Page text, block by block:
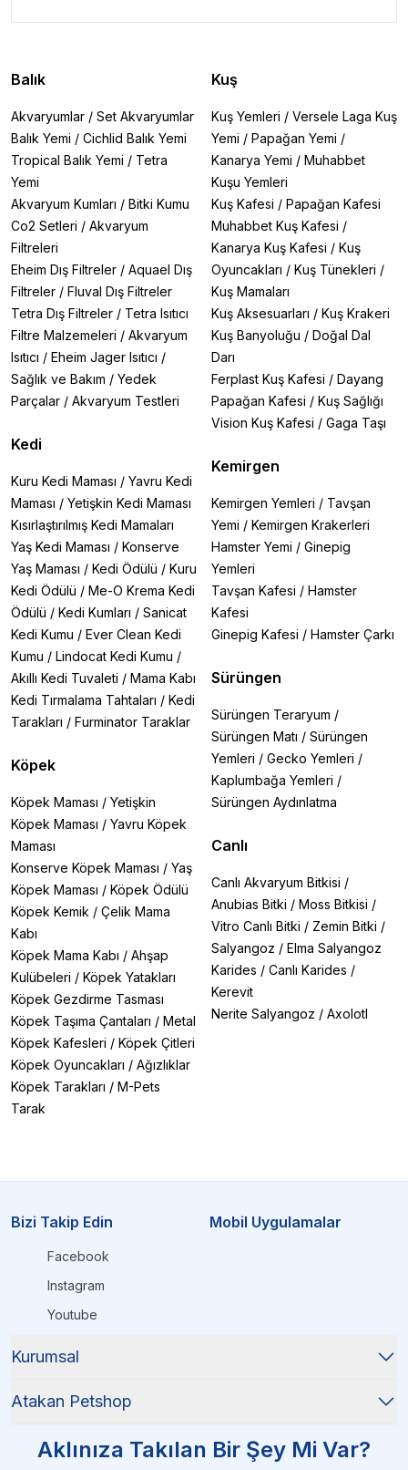
Balık
Akvaryumlar / Set Akvaryumlar
Balık Yemi / Cichlid Balık Yemi
Tropical Balık Yemi / Tetra
Yemi
Akvaryum Kumları / Bitki Kumu
Co2 Setleri / Akvaryum
Filtreleri
Eheim Dış Filtreler / Aquael Dış
Filtreler / Fluval Dış Filtreler
Tetra Dış Filtreler / Tetra Isıtıcı
Filtre Malzemeleri / Akvaryum
Isıtıcı / Eheim Jager Isıtıcı /
Sağlık ve Bakım / Yedek
Parçalar / Akvaryum Testleri
Kedi
Kuru Kedi Maması / Yavru Kedi
Maması / Yetişkin Kedi Maması
Kısırlaştırılmış Kedi Mamaları
Yaş Kedi Maması / Konserve
Yaş Maması / Kedi Ödülü / Kuru
Kedi Ödülü / Me-O Krema Kedi
Ödülü / Kedi Kumları / Sanicat
Kedi Kumu / Ever Clean Kedi
Kumu / Lindocat Kedi Kumu /
Akıllı Kedi Tuvaleti / Mama Kabı
Kedi Tırmalama Tahtaları / Kedi
Tarakları / Furminator Taraklar
Köpek
Köpek Maması / Yetişkin
Köpek Maması / Yavru Köpek
Maması
Konserve Köpek Maması / Yaş
Köpek Maması / Köpek Ödülü
Köpek Kemik / Çelik Mama
Kabı
Köpek Mama Kabı / Ahşap
Kulübeleri / Köpek Yatakları
Köpek Gezdirme Tasması
Köpek Taşıma Çantaları / Metal
Köpek Kafesleri / Köpek Çitleri
Köpek Oyuncakları / Ağızlıklar
Köpek Tarakları / M-Pets
Tarak
Kuş
Kuş Yemleri / Versele Laga Kuş
Yemi / Papağan Yemi /
Kanarya Yemi / Muhabbet
Kuşu Yemleri
Kuş Kafesi / Papağan Kafesi
Muhabbet Kuş Kafesi /
Kanarya Kuş Kafesi / Kuş
Oyuncakları / Kuş Tünekleri /
Kuş Mamaları
Kuş Aksesuarları / Kuş Krakeri
Kuş Banyoluğu / Doğal Dal
Darı
Ferplast Kuş Kafesi / Dayang
Papağan Kafesi / Kuş Sağlığı
Vision Kuş Kafesi / Gaga Taşı
Kemirgen
Kemirgen Yemleri / Tavşan
Yemi / Kemirgen Krakerleri
Hamster Yemi / Ginepig
Yemleri
Tavşan Kafesi / Hamster
Kafesi
Ginepig Kafesi / Hamster Çarkı
Sürüngen
Sürüngen Teraryum /
Sürüngen Matı / Sürüngen
Yemleri / Gecko Yemleri /
Kaplumbağa Yemleri /
Sürüngen Aydınlatma
Canlı
Canlı Akvaryum Bitkisi /
Anubias Bitki / Moss Bitkisi /
Vitro Canlı Bitki / Zemin Bitki /
Salyangoz / Elma Salyangoz
Karides / Canlı Karides /
Kerevit
Nerite Salyangoz / Axolotl
Bizi Takip Edin
Facebook
Instagram
Youtube
Mobil Uygulamalar
Kurumsal
Atakan Petshop
Aklınıza Takılan Bir Şey Mi Var?